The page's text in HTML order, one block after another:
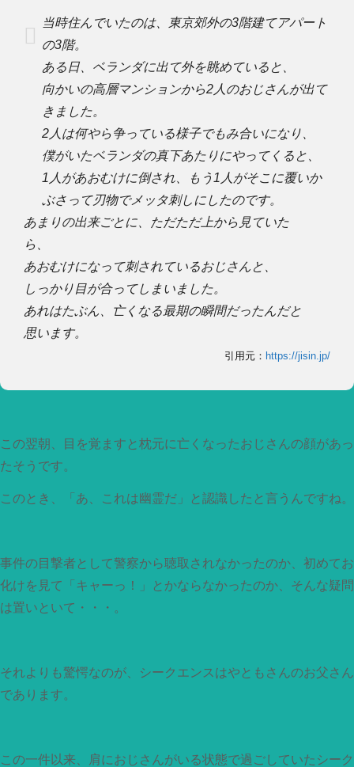
当時住んでいたのは、東京郊外の3階建てアパート
の3階。
ある日、ベランダに出て外を眺めていると、
向かいの高層マンションから2人のおじさんが出て
きました。
2人は何やら争っている様子でもみ合いになり、
僕がいたベランダの真下あたりにやってくると、
1人があおむけに倒され、もう1人がそこに覆いか
ぶさって刃物でメッタ刺しにしたのです。
あまりの出来ごとに、ただただ上から見ていた
ら、
あおむけになって刺されているおじさんと、
しっかり目が合ってしまいました。
あれはたぶん、亡くなる最期の瞬間だったんだと
思います。
引用元： https://jisin.jp/
この翌朝、目を覚ますと枕元に亡くなったおじさんの顔があっ
たそうです。
このとき、「あ、これは幽霊だ」と認識したと言うんですね。
事件の目撃者として警察から聴取されなかったのか、初めてお
化けを見て「キャーっ！」とかならなかったのか、そんな疑問
は置いといて・・・。
それよりも驚愕なのが、シークエンスはやともさんのお父さん
であります。
この一件以来、肩におじさんがいる状態で過ごしていたシーク